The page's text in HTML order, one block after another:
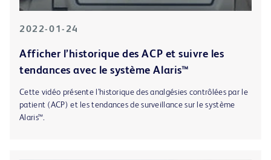
2022-01-24
Afficher l’historique des ACP et suivre les
tendances avec le système Alaris™
Cette vidéo présente l’historique des analgésies contrôlées par le
patient (ACP) et les tendances de surveillance sur le système
Alaris™.